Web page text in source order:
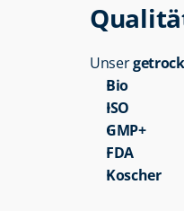
Unser
Bio
ISO
GMP+
FDA
Koscher